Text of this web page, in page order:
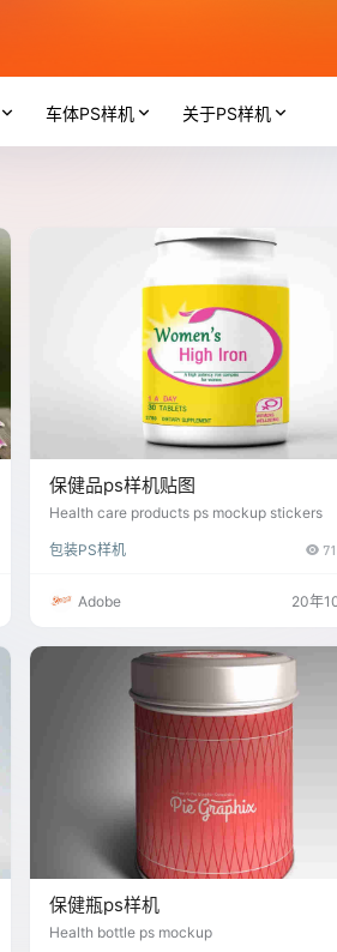
车体PS样机 关于PS样机
保健品ps样机贴图
Health care products ps mockup stickers
包装PS样机
Adobe 20年
保健瓶ps样机
Health bottle ps mockup